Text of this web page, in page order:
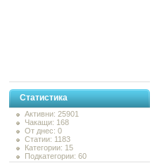
Статистика
Активни: 25901
Чакащи: 168
От днес: 0
Статии: 1183
Категории: 15
Подкатегории: 60